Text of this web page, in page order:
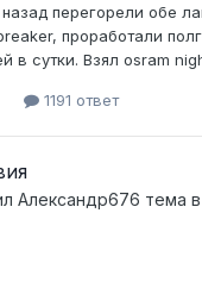
перегорели обе
проработали
в сутки. Взял osram
1191 ответ
Александр676 тема в